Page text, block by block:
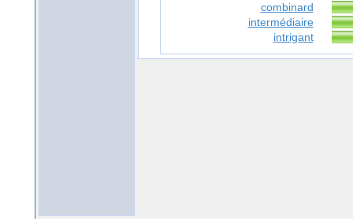
combinard
intermédiaire
intrigant